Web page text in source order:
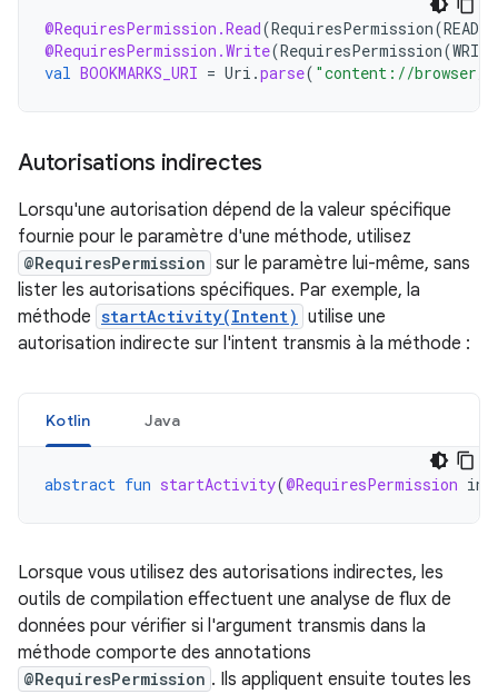
@RequiresPermission.Read(RequiresPermission(
@RequiresPermission.Write(RequiresPermission(
val BOOKMARKS_URI = Uri .parse( "content://browser/
Autorisations indirectes
Lorsqu'une autorisation dépend de la valeur spécifique
fournie pour le paramètre d'une méthode, utilisez
@RequiresPermission sur le paramètre lui-même, sans
lister les autorisations spécifiques. Par exemple, la
méthode startActivity(Intent) utilise une
autorisation indirecte sur l'intent transmis à la méthode :
Kotlin Java
abstract fun startActivity(@RequiresPermission
Lorsque vous utilisez des autorisations indirectes, les
outils de compilation effectuent une analyse de flux de
données pour vérifier si l'argument transmis dans la
méthode comporte des annotations
@RequiresPermission . Ils appliquent ensuite toutes les